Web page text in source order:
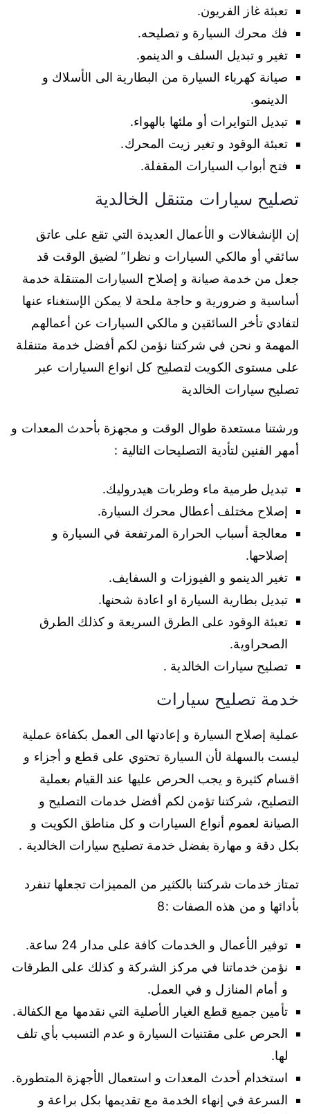
تعبئة غاز الفريون.
فك محرك السيارة و تصليحه.
تغير و تبديل السلف و الدينمو.
صيانة كهرباء السيارة من البطارية الى الأسلاك و
الدينمو.
تبديل التوايرات أو ملئها بالهواء.
تعبئة الوقود و تغير زيت المحرك.
فتح أبواب السيارات المقفلة.
تصليح سيارات متنقل الخالدية
إن الإنشغالات و الأعمال العديدة التي تقع على عاتق
سائقي أو مالكي السيارات و نظرا” لضيق الوقت قد
جعل من خدمة صيانة و إصلاح السيارات المتنقلة خدمة
أساسية و ضرورية و حاجة ملحة لا يمكن الإستغناء عنها
لتفادي تأخر السائقين و مالكي السيارات عن أعمالهم
المهمة و نحن في شركتنا نؤمن لكم أفضل خدمة متنقلة
على مستوى الكويت لتصليح كل انواع السيارات عبر
تصليح سيارات الخالدية
ورشتنا مستعدة طوال الوقت و مجهزة بأحدث المعدات و
أمهر الفنين لتأدية التصليحات التالية :
تبديل طرمية ماء وطربات هيدروليك.
إصلاح مختلف أعطال محرك السيارة.
معالجة أسباب الحرارة المرتفعة في السيارة و
إصلاحها.
تغير الدينمو و الفيوزات و السفايف.
تبديل بطارية السيارة او اعادة شحنها.
تعبئة الوقود على الطرق السريعة و كذلك الطرق
الصحراوية.
تصليح سيارات الخالدية .
خدمة تصليح سيارات
عملية إصلاح السيارة و إعادتها الى العمل بكفاءة عملية
ليست بالسهلة لأن السيارة تحتوي على قطع و أجزاء و
اقسام كثيرة و يجب الحرص عليها عند القيام بعملية
التصليح، شركتنا تؤمن لكم أفضل خدمات التصليح و
الصيانة لعموم أنواع السيارات و كل مناطق الكويت و
بكل دقة و مهارة بفضل خدمة تصليح سيارات الخالدية .
تمتاز خدمات شركتنا بالكثير من المميزات تجعلها تنفرد
بأدائها و من هذه الصفات :8
توفير الأعمال و الخدمات كافة على مدار 24 ساعة.
نؤمن خدماتنا في مركز الشركة و كذلك على الطرقات
و أمام المنازل و في العمل.
تأمين جميع قطع الغيار الأصلية التي نقدمها مع الكفالة.
الحرص على مقتنيات السيارة و عدم التسبب بأي تلف
لها.
استخدام أحدث المعدات و استعمال الأجهزة المتطورة.
السرعة في إنهاء الخدمة مع تقديمها بكل براعة و